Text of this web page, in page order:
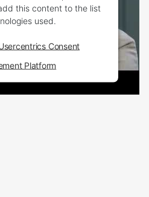
this content to the list
used.
Consent
Platform